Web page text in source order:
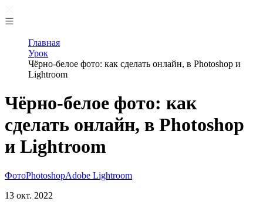
Главная
Урок
Чёрно-белое фото: как сделать онлайн, в Photoshop и
Lightroom
Чёрно-белое фото: как
сделать онлайн, в Photoshop
и Lightroom
ФотоPhotoshopAdobe Lightroom
13 окт. 2022